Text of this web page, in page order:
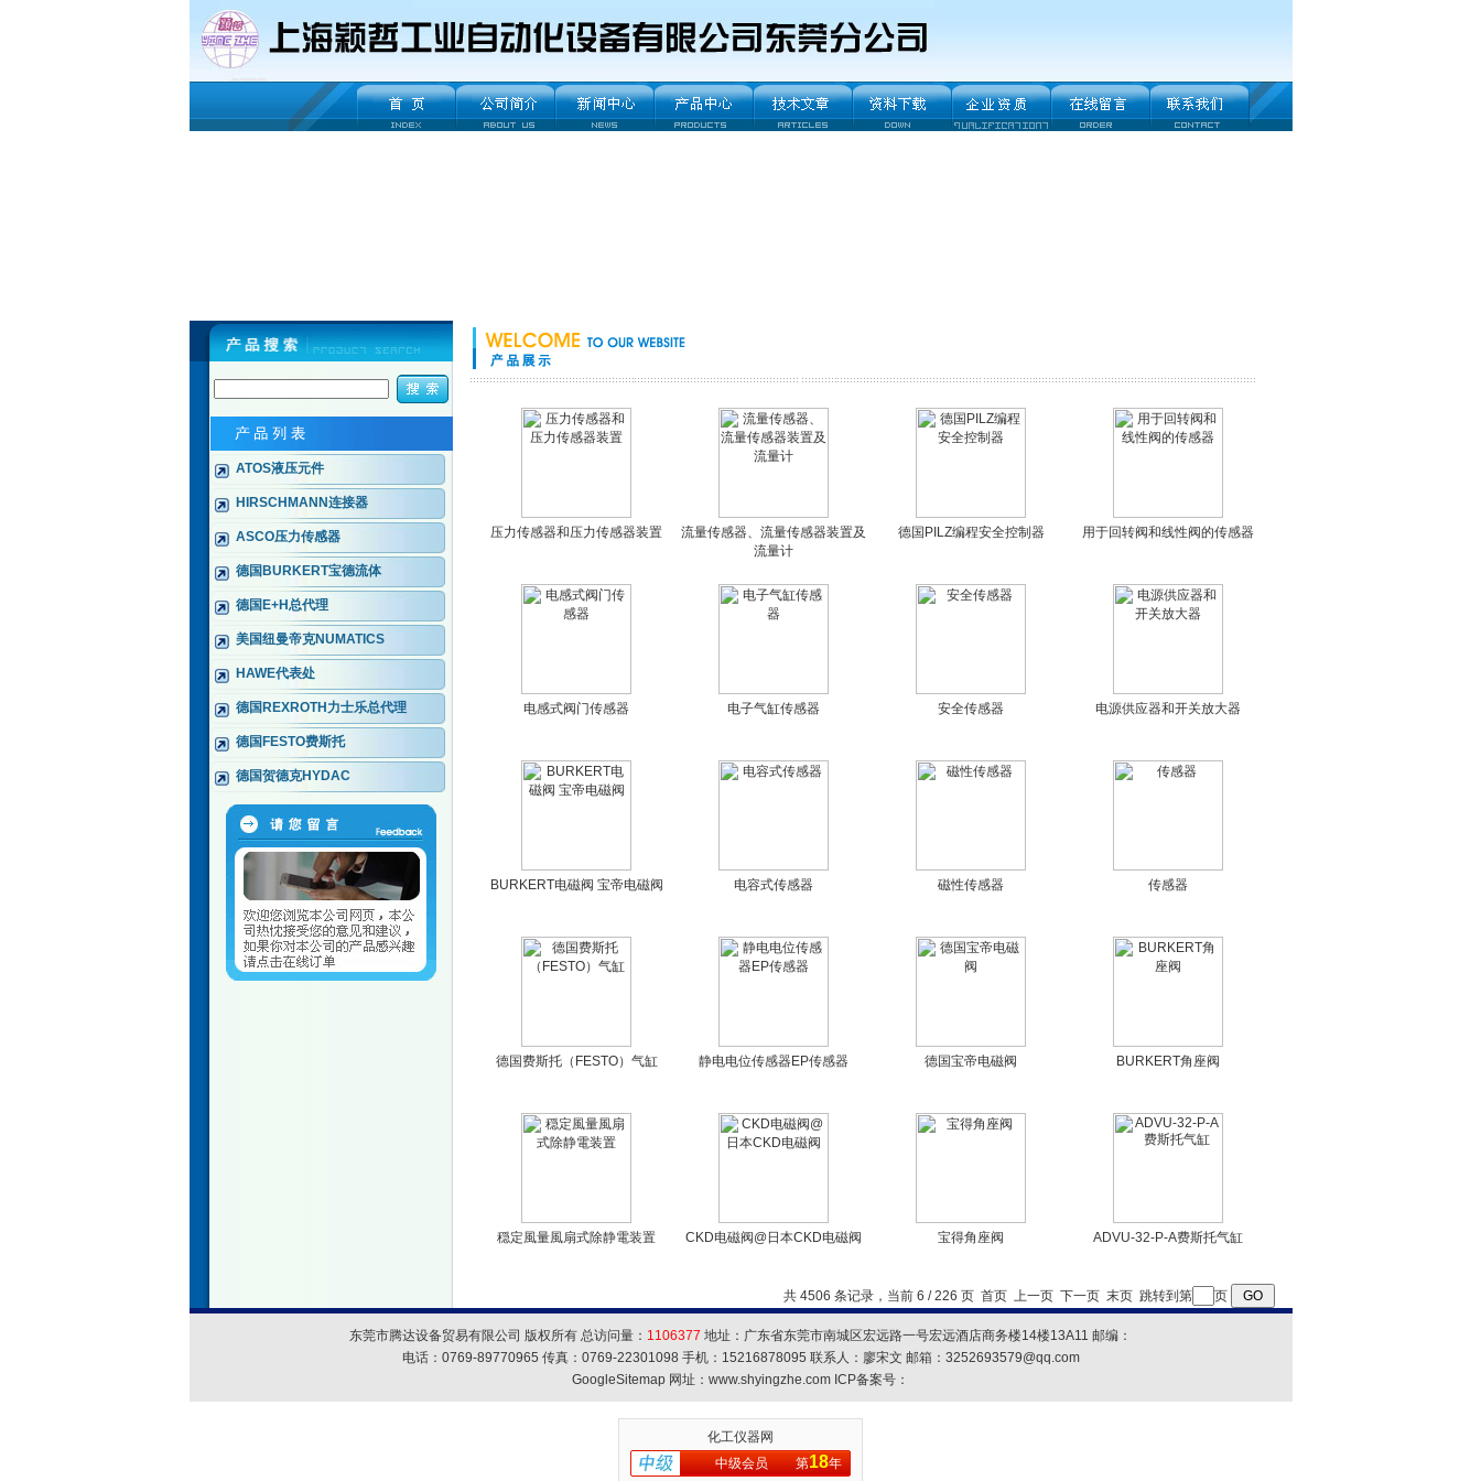
ATOS液压元件
HIRSCHMANN连接器
ASCO压力传感器
德国BURKERT宝德流体
德国E+H总代理
美国纽曼帝克NUMATICS
HAWE代表处
德国REXROTH力士乐总代理
德国FESTO费斯托
德国贺德克HYDAC
压力传感器和压力传感器装置
流量传感器、流量传感器装置及
流量计
德国PILZ编程安全控制器 用于回转阀和线性阀的传感器
电感式阀门传感器 电子气缸传感器 安全传感器 电源供应器和开关放大器
BURKERT电磁阀 宝帝电磁阀 电容式传感器 磁性传感器 传感器
德国费斯托（FESTO）气缸 静电电位传感器EP传感器 德国宝帝电磁阀 BURKERT角座阀
穏定風量風扇式除静電装置 CKD电磁阀@日本CKD电磁阀 宝得角座阀 ADVU-32-P-A费斯托气缸
共 4506 条记录，当前 6 / 226 页 首页 上一页 下一页 末页 跳转到第 页
东莞市腾达设备贸易有限公司 版权所有 总访问量： 1106377 地址：广东省东莞市南城区宏远路一号宏远酒店商务楼14楼13A11 邮编：
电话：0769-89770965 传真：0769-22301098 手机：15216878095 联系人：廖宋文 邮箱： 3252693579@qq.com
GoogleSitemap 网址：www.shyingzhe.com ICP备案号：
化工仪器网
中级会员
第18年